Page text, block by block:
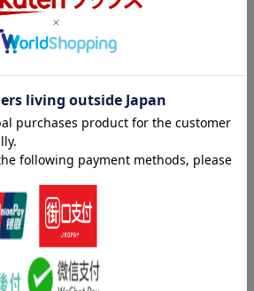
大兵力で太平洋へと出撃する。
官ニミッツは、圧倒的兵力で進撃してく
うのであった。この戦いを境に激化する
艦隊は、迫り来る太平洋艦隊に打ち勝つ
」データベースより）
海軍の第一航空艦隊は、真珠湾攻撃後も
して、次なる戦いをミッドウェイ島攻略
、珊瑚海海戦において空母２隻が中破し
動部隊は参加できなかった。しかし、空
米海軍の戦力を空母２隻と確信した帝国
て以来の大兵力で太平洋へと出撃する。
官ニミッツは、圧倒的兵力で娠撃してく
陽動作戦で立ち向かうのであった。この